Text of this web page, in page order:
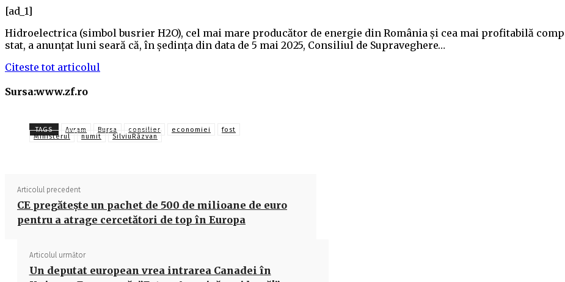
[ad_1]
Hidroelectrica (simbol busrier H2O), cel mai mare producător de energie din România şi cea mai profitabilă
stat, a anunţat luni seară că, în şedinţa din data de 5 mai 2025, Consiliul de Supraveghere…
Citeste tot articolul
Sursa:www.zf.ro
TAGS Avram Bursa consilier economiei
fost
Ministerul
numit SilviuRăzvan
Articolul precedent
CE pregătește un pachet de 500 de milioane de euro
pentru a atrage cercetători de top în Europa
Articolul următor
Un deputat european vrea intrarea Canadei în